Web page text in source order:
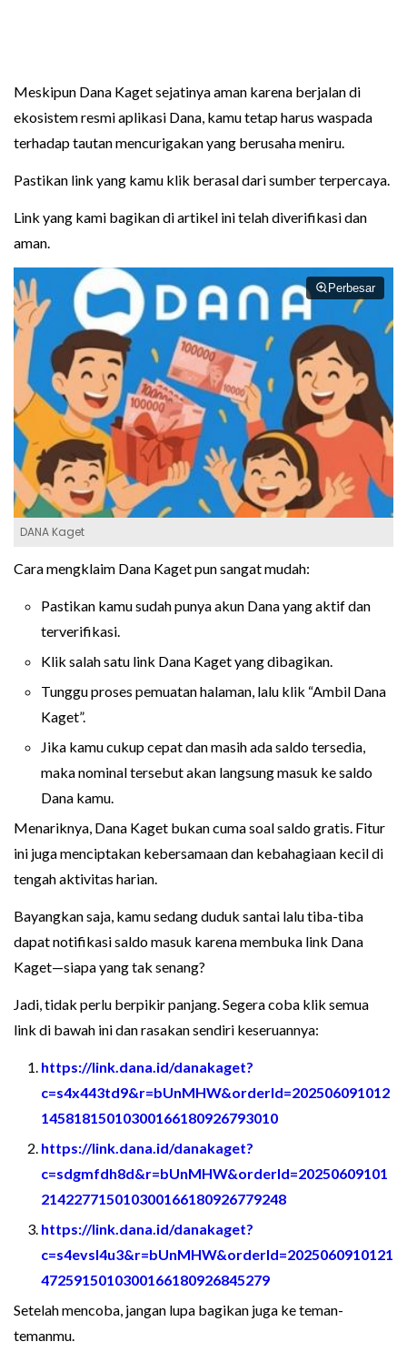
Meskipun Dana Kaget sejatinya aman karena berjalan di
ekosistem resmi aplikasi Dana, kamu tetap harus waspada
terhadap tautan mencurigakan yang berusaha meniru.
Pastikan link yang kamu klik berasal dari sumber terpercaya.
Link yang kami bagikan di artikel ini telah diverifikasi dan
aman.
Perbesar
DANA Kaget
Cara mengklaim Dana Kaget pun sangat mudah:
Pastikan kamu sudah punya akun Dana yang aktif dan
terverifikasi.
Klik salah satu link Dana Kaget yang dibagikan.
Tunggu proses pemuatan halaman, lalu klik “Ambil Dana
Kaget”.
Jika kamu cukup cepat dan masih ada saldo tersedia,
maka nominal tersebut akan langsung masuk ke saldo
Dana kamu.
Menariknya, Dana Kaget bukan cuma soal saldo gratis. Fitur
ini juga menciptakan kebersamaan dan kebahagiaan kecil di
tengah aktivitas harian.
Bayangkan saja, kamu sedang duduk santai lalu tiba-tiba
dapat notifikasi saldo masuk karena membuka link Dana
Kaget—siapa yang tak senang?
Jadi, tidak perlu berpikir panjang. Segera coba klik semua
link di bawah ini dan rasakan sendiri keseruannya:
https://link.dana.id/danakaget?
c=s4x443td9&r=bUnMHW&orderId=202506091012
14581815010300166180926793010
https://link.dana.id/danakaget?
c=sdgmfdh8d&r=bUnMHW&orderId=20250609101
214227715010300166180926779248
https://link.dana.id/danakaget?
c=s4evsl4u3&r=bUnMHW&orderId=2025060910121
4725915010300166180926845279
Setelah mencoba, jangan lupa bagikan juga ke teman-
temanmu.